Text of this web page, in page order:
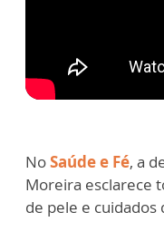
NoSaúde e Fé, a
Moreira esclarece
de pele e